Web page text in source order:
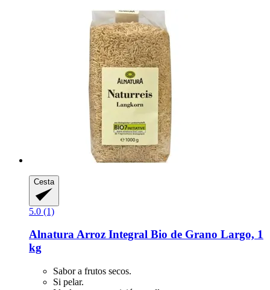
Cesta
5.0 (1)
AlnaturaArroz Integral Bio de Grano Largo, 1
kg
Sabor a frutos secos.
Si pelar.